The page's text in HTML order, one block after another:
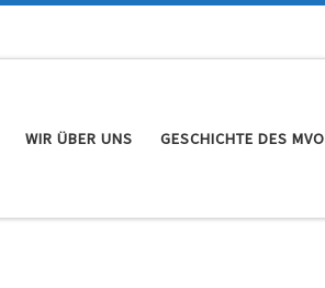
WIR ÜBER UNS GESCHICHTE DES MVO